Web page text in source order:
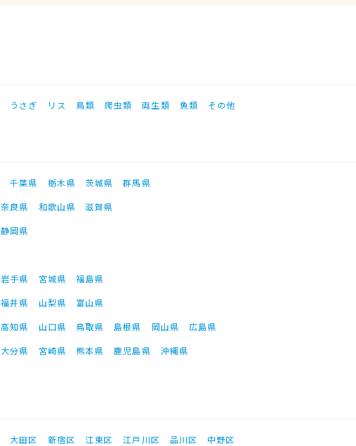
うさぎ リス 鳥類 爬虫類 両生類 魚類 その他
千葉県 栃木県 茨城県
群馬県
奈良県 和歌山県
滋賀県
静岡県
岩手県 宮城県
福島県
福井県 山梨県
富山県
高知県 山口県 鳥取県 島根県 岡山県
広島県
大分県 宮崎県 熊本県 鹿児島県 沖縄県
大田区 新宿区 江東区 江戸川区 品川区
中野区